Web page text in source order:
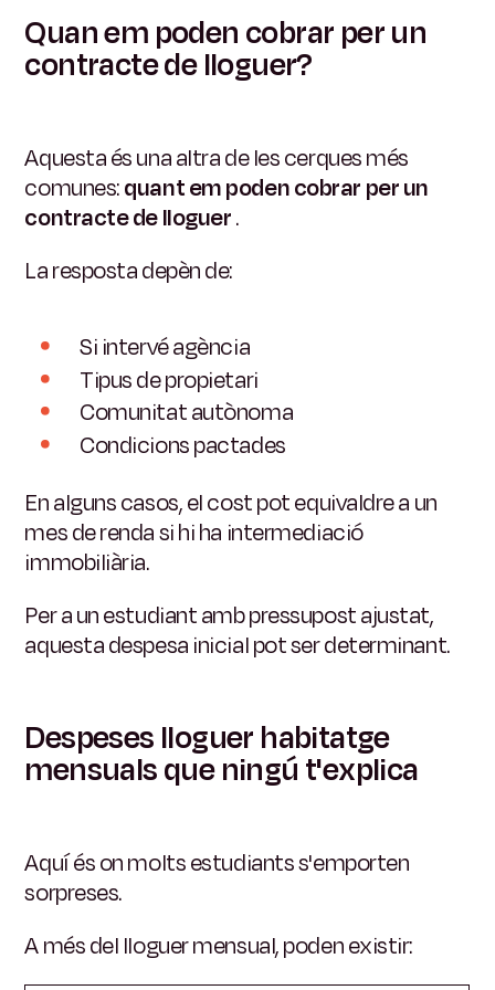
Quan em poden cobrar per un
contracte de lloguer?
Aquesta és una altra de les cerques més
comunes:quant em poden cobrar per un
contracte de lloguer.
La resposta depèn de:
Si intervé agència
Tipus de propietari
Comunitat autònoma
Condicions pactades
En alguns casos, el cost pot equivaldre a un
mes de renda si hi ha intermediació
immobiliària.
Per a un estudiant amb pressupost ajustat,
aquesta despesa inicial pot ser determinant.
Despeses lloguer habitatge
mensuals que ningú t'explica
Aquí és on molts estudiants s'emporten
sorpreses.
A més del lloguer mensual, poden existir: